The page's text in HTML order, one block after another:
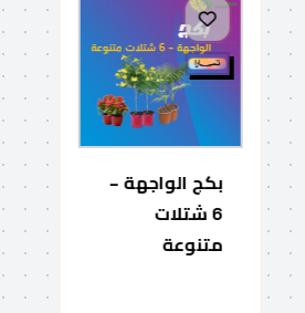
بكج الواجهة –
6 شتلات
متنوعة